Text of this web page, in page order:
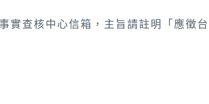
實查核中心信箱，主旨請註明「應徵